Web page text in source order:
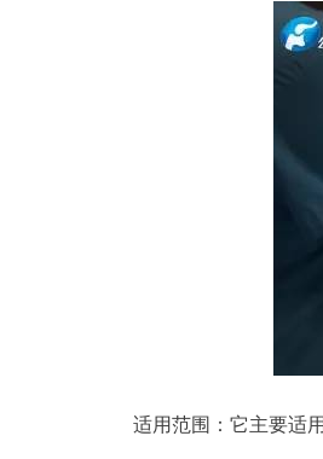
适用范围： 它主要适